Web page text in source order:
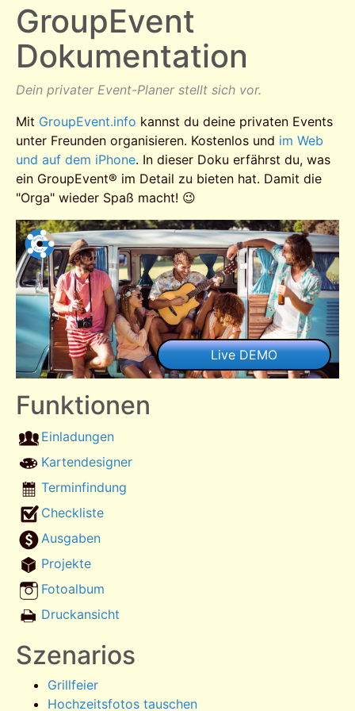
GroupEvent
Dokumentation
Dein privater Event-Planer stellt sich vor.
Mit GroupEvent.info kannst du deine privaten Events
unter Freunden organisieren. Kostenlos und im Web
und auf dem iPhone. In dieser Doku erfährst du, was
ein GroupEvent® im Detail zu bieten hat. Damit die
"Orga" wieder Spaß macht! 😉
Funktionen
Einladungen
Kartendesigner
Terminfindung
Checkliste
Ausgaben
Projekte
Fotoalbum
Druckansicht
Szenarios
Grillfeier
Hochzeitsfotos tauschen